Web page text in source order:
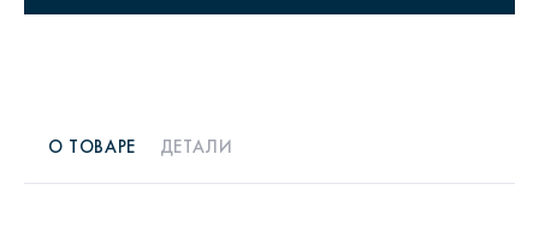
О ТОВАРЕ ДЕТАЛИ